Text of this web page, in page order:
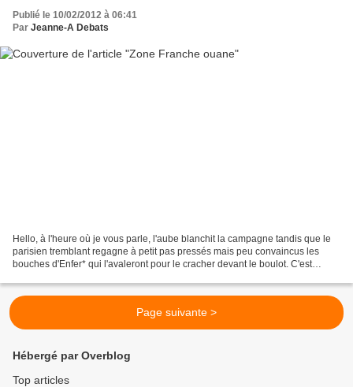
Publié le 10/02/2012 à 06:41
Par Jeanne-A Debats
Hello, à l'heure où je vous parle, l'aube blanchit la campagne tandis que le
parisien tremblant regagne à petit pas pressés mais peu convaincus les
bouches d'Enfer* qui l'avaleront pour le cracher devant le boulot. C'est
Page suivante >
Hébergé par Overblog
Top articles